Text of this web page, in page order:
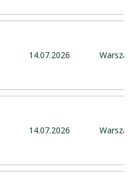
14.07.2026 Warszawa
14.07.2026 Warszawa